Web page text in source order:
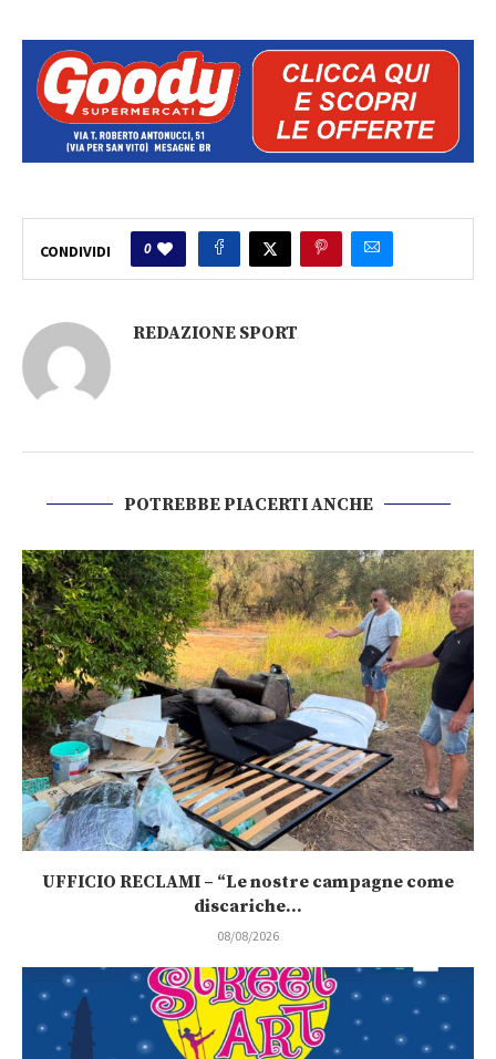
REDAZIONE SPORT
POTREBBE PIACERTI ANCHE
UFFICIO RECLAMI – “Le nostre campagne come
discariche...